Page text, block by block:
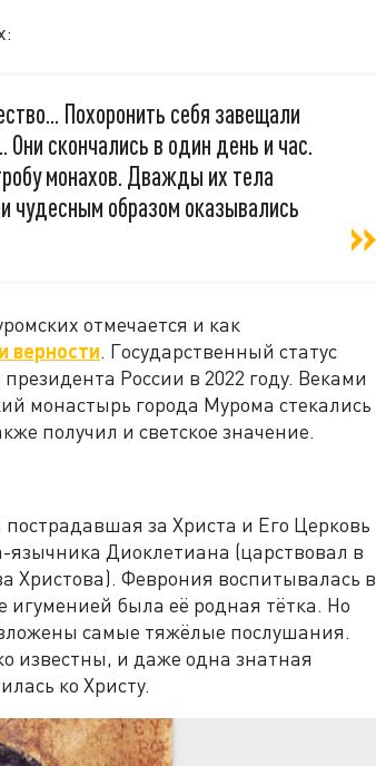
Похоронить себя завещали
Они скончались в один день и час.
монахов. Дважды их тела
чудесным образом оказывались
отмечается и как
верности. Государственный статус
России в 2022 году. Веками
монастырь города Мурома стекались
получил и светское значение.
пострадавшая за Христа и Его Церковь
Диоклетиана (царствовал в
Христова). Феврония воспитывалась в
игуменией была её родная тётка. Но
самые тяжёлые послушания.
известны, и даже одна знатная
ко Христу.